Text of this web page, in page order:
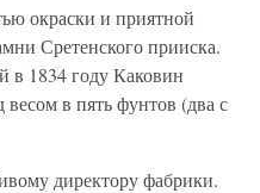
окраски и приятной
Сретенского прииска.
в 1834 году Каковин
в пять фунтов (два с
директору фабрики.